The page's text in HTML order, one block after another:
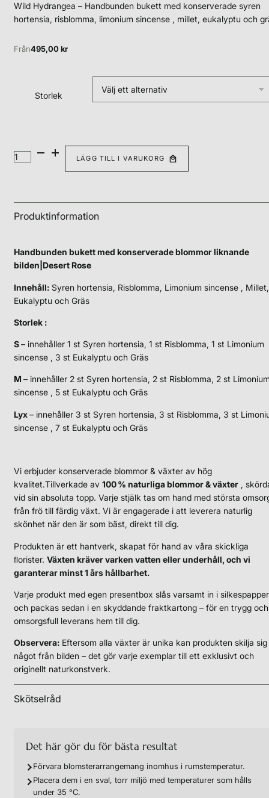
Wild Hydrangea – Handbunden bukett med konserverade syren
hortensia, risblomma, limonium sincense , millet, eukalyptu och
Från495,00 kr
Storlek
LÄGG TILL I VARUKORG
Produktinformation
Handbunden bukett med konserverade blommor liknande
bilden|Desert Rose
Innehåll:Syren hortensia, Risblomma, Limonium sincense , Millet,
Eukalyptu och Gräs
Storlek :
S– innehåller 1 st Syren hortensia, 1 st Risblomma, 1 st Limonium
sincense , 3 st Eukalyptu och Gräs
M – innehåller 2 st Syren hortensia, 2 st Risblomma, 2 st
sincense , 5 st Eukalyptu och Gräs
Lyx– innehåller 3 st Syren hortensia, 3 st Risblomma, 3 st
sincense , 7 st Eukalyptu och Gräs
Vi erbjuder konserverade blommor & växter av hög
kvalitet.Tillverkade av 100 % naturliga blommor & växter,
vid sin absoluta topp. Varje stjälk tas om hand med största
från frö till färdig växt. Vi är engagerade i att leverera naturlig
skönhet när den är som bäst, direkt till dig.
Produkten är ett hantverk, skapat för hand av våra skickliga
ﬂorister. Växten kräver varken vatten eller underhåll, och vi
garanterar minst 1 års hållbarhet.
Varje produkt med egen presentbox slås varsamt in i silkespapper
och packas sedan i en skyddande fraktkartong – för en trygg och
omsorgsfull leverans hem till dig.
Observera:Eftersom alla växter är unika kan produkten skilja sig
något från bilden – det gör varje exemplar till ett exklusivt och
originellt naturkonstverk.
Skötselråd
Det här gör du för bästa resultat
Förvara blomsterarrangemang inomhus i rumstemperatur.
Placera dem i en sval, torr miljö med temperaturer som hålls
under 35 °C.